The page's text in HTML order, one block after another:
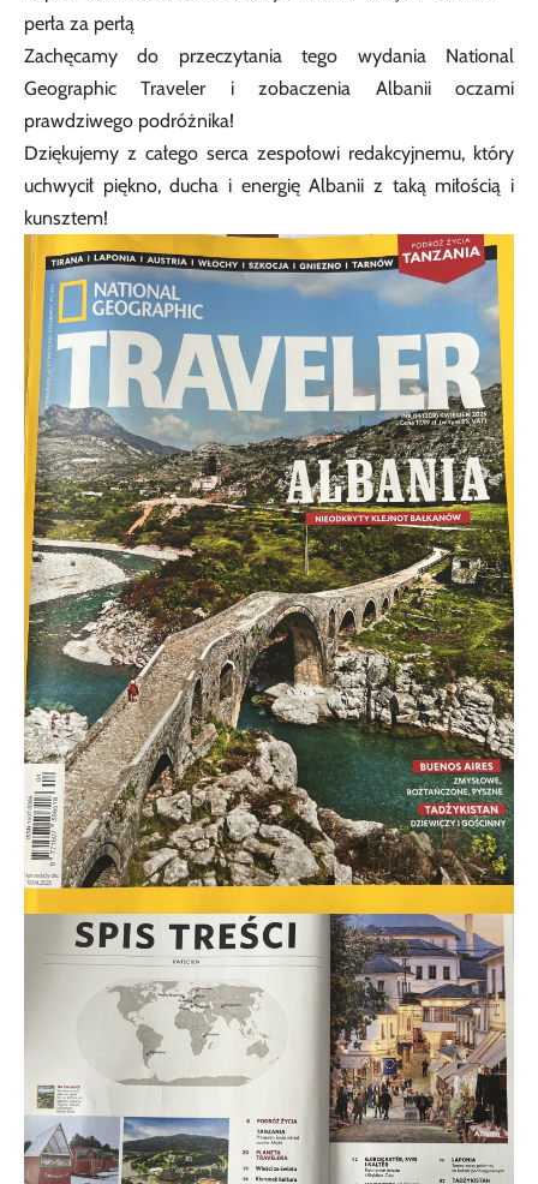
perła za perłą
Zachęcamy do przeczytania tego wydania National
Geographic Traveler i zobaczenia Albanii oczami
prawdziwego podróżnika!
Dziękujemy z całego serca zespołowi redakcyjnemu, który
uchwycił piękno, ducha i energię Albanii z taką miłością i
kunsztem!